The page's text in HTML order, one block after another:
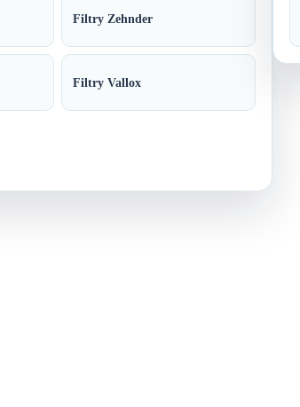
Filtry Zehnder
Filtry Vallox